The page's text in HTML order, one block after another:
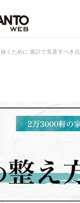
くために 家計で見直すべき点